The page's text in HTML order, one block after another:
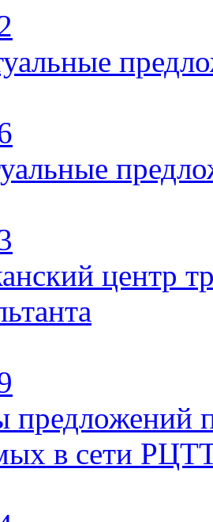
центр
предложений
в сети